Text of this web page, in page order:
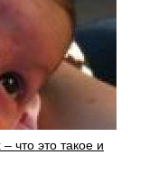
что это такое и